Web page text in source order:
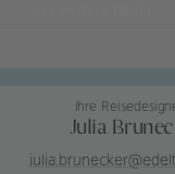
Ihre
Julia